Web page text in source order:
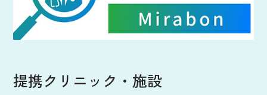
提携クリニック・施設